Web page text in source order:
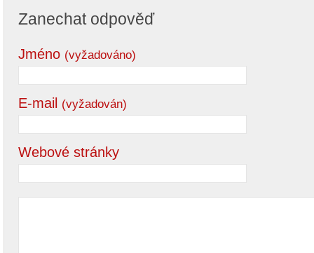
Zanechat odpověď
Jméno (vyžadováno)
E-mail (vyžadován)
Webové stránky